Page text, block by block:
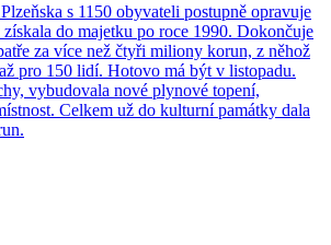
s 1150 obyvateli postupně opravuje
do majetku po roce 1990. Dokončuje
za více než čtyři miliony korun, z něhož
pro 150 lidí. Hotovo má být v listopadu.
vybudovala nové plynové topení,
Celkem už do kulturní památky dala